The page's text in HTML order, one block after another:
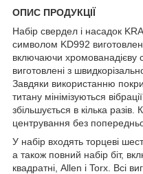
ОПИС ПРОДУКЦІЇ
Набір свердел і насадок
символом KD992
включаючи хромованадієву
виготовлені з
Завдяки використанню
титану мінімізуються
збільшується в кілька
центрування без
У набір входять торцеві
а також повний набір біт,
квадратні, Allen і Torx. Всі